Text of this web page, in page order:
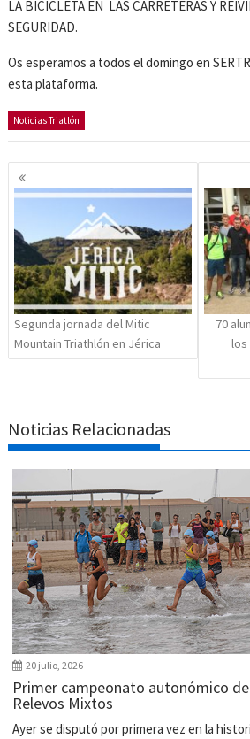
LA BICICLETA EN LAS CARRETERAS Y
SEGURIDAD.
Os esperamos a todos el domingo en
esta plataforma.
Noticias Triatlón
Navegación
de
entradas
Segunda jornada del Mitic
Mountain Triathlón en Jérica
70
los
Noticias Relacionadas
20 julio, 2026
Primer campeonato autonómico
Relevos Mixtos
Ayer se disputó por primera vez en la